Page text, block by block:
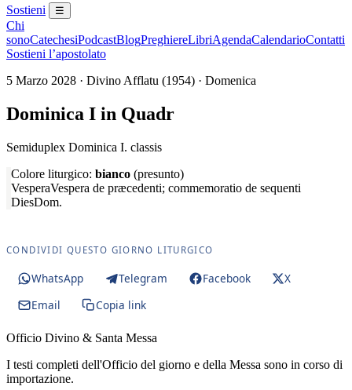
Sostieni ☰
Chi
sonoCatechesiPodcastBlogPreghiereLibriAgendaCalendarioContatti
Sostieni l’apostolato
5 Marzo 2028 · Divino Afflatu (1954) · Domenica
Dominica I in Quadr
Semiduplex Dominica I. classis
Colore liturgico: bianco (presunto)
VesperaVespera de præcedenti; commemoratio de sequenti
DiesDom.
CONDIVIDI QUESTO GIORNO LITURGICO
WhatsApp Telegram Facebook
X
Email
Copia link
Officio Divino & Santa Messa
I testi completi dell'Officio del giorno e della Messa sono in corso di
importazione.